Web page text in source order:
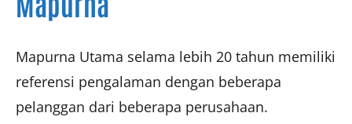
Mapurna Utama selama lebih 20 tahun memiliki
referensi pengalaman dengan beberapa
pelanggan dari beberapa perusahaan.